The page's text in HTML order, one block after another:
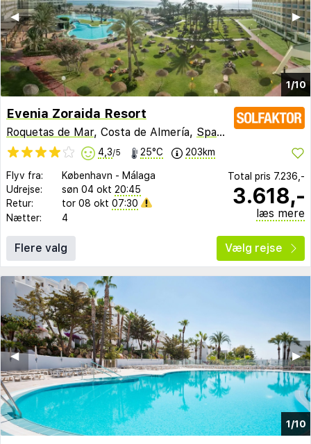
1/10
▶︎
◀︎
Evenia Zoraida Resort
Roquetas de Mar, Costa de Almería, Spanien
4,3/5 25°C 203km
Flyv fra: København - Málaga
Udrejse:
søn 04 okt 20:45
Retur:
tor 08 okt 07:30
Nætter:
4
Total pris 7.236,-
3.618,-
læs mere
Flere valg Vælg rejse
1/10
▶︎
◀︎